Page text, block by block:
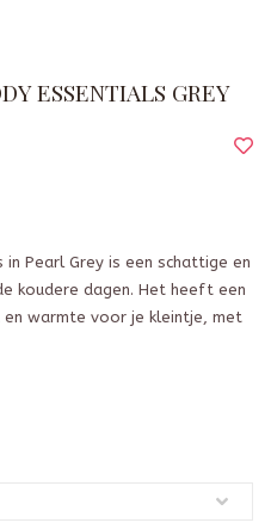
ESSENTIALS GREY
Pearl Grey is een schattige en
koudere dagen. Het heeft een
warmte voor je kleintje, met